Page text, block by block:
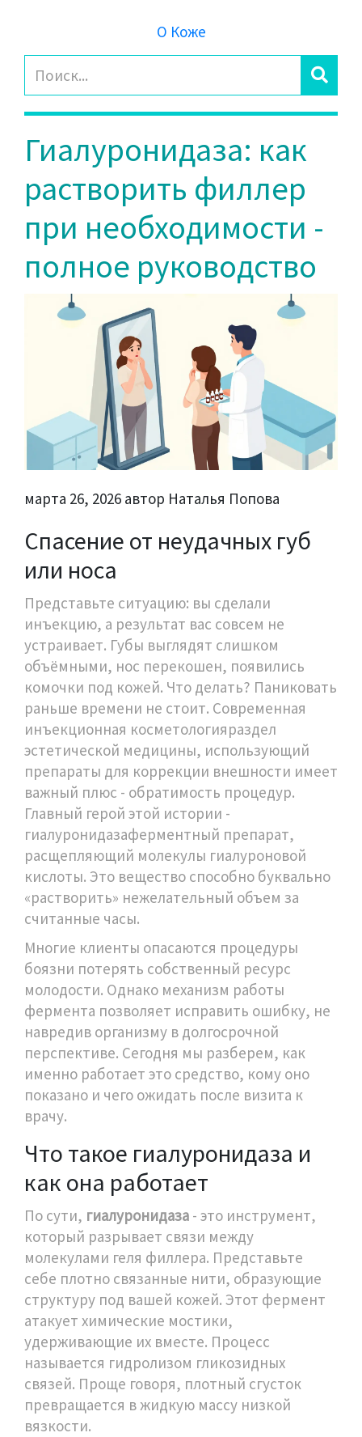
О Коже
Гиалуронидаза: как
растворить филлер
при необходимости -
полное руководство
марта 26, 2026 автор Наталья Попова
Спасение от неудачных губ
или носа
Представьте ситуацию: вы сделали
инъекцию, а результат вас совсем не
устраивает. Губы выглядят слишком
объёмными, нос перекошен, появились
комочки под кожей. Что делать? Паниковать
раньше времени не стоит. Современная
инъекционная косметологияраздел
эстетической медицины, использующий
препараты для коррекции внешности имеет
важный плюс - обратимость процедур.
Главный герой этой истории -
гиалуронидазаферментный препарат,
расщепляющий молекулы гиалуроновой
кислоты. Это вещество способно буквально
«растворить» нежелательный объем за
считанные часы.
Многие клиенты опасаются процедуры
боязни потерять собственный ресурс
молодости. Однако механизм работы
фермента позволяет исправить ошибку, не
навредив организму в долгосрочной
перспективе. Сегодня мы разберем, как
именно работает это средство, кому оно
показано и чего ожидать после визита к
врачу.
Что такое гиалуронидаза и
как она работает
По сути, гиалуронидаза - это инструмент,
который разрывает связи между
молекулами геля филлера. Представьте
себе плотно связанные нити, образующие
структуру под вашей кожей. Этот фермент
атакует химические мостики,
удерживающие их вместе. Процесс
называется гидролизом гликозидных
связей. Проще говоря, плотный сгусток
превращается в жидкую массу низкой
вязкости.